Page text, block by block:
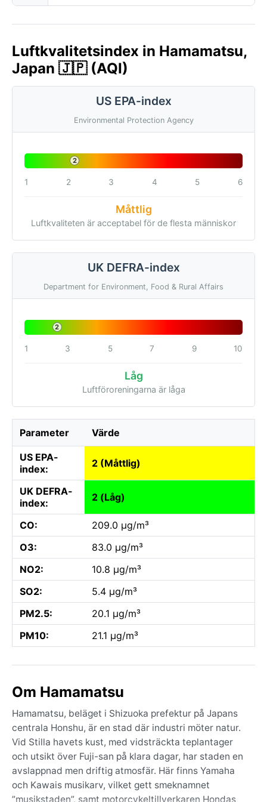
Luftkvalitetsindex in Hamamatsu,
Japan 🇯🇵 (AQI)
US EPA-index
Environmental Protection Agency
2
1 2 3 4 5 6
Måttlig
Luftkvaliteten är acceptabel för de flesta människor
UK DEFRA-index
Department for Environment, Food & Rural Affairs
2
1 3 5 7 9 10
Låg
Luftföroreningarna är låga
Parameter Värde
US EPA-
index:
2 (Måttlig)
UK DEFRA-
index:
2 (Låg)
CO:
209.0 µg/m³
O3:
83.0 µg/m³
NO2:
10.8 µg/m³
SO2:
5.4 µg/m³
PM2.5:
20.1 µg/m³
PM10:
21.1 µg/m³
Om Hamamatsu
Hamamatsu, beläget i Shizuoka prefektur på Japans
centrala Honshu, är en stad där industri möter natur.
Vid Stilla havets kust, med vidsträckta teplantager
och utsikt över Fuji-san på klara dagar, har staden en
avslappnad men driftig atmosfär. Här finns Yamaha
och Kawais musikarv, vilket gett smeknamnet
”musikstaden”, samt motorcykeltillverkaren Hondas